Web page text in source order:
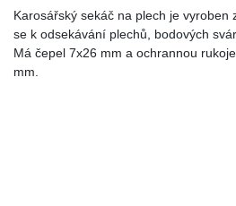
Karosářský sekáč na plech je vyroben
se k odsekávání plechů, bodových
Má čepel 7x26 mm a ochrannou
mm.